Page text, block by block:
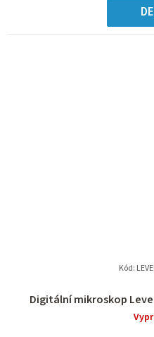
Digitální mikroskop
Kód: